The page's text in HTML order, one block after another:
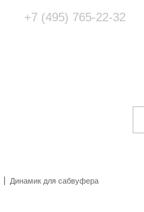
+7 (495) 765-22-32
Динамик для сабвуфера